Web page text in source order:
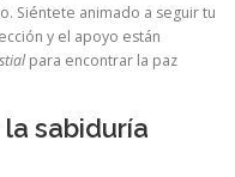
Siéntete animado a seguir tu
y el apoyo están
para encontrar la paz
sabiduría